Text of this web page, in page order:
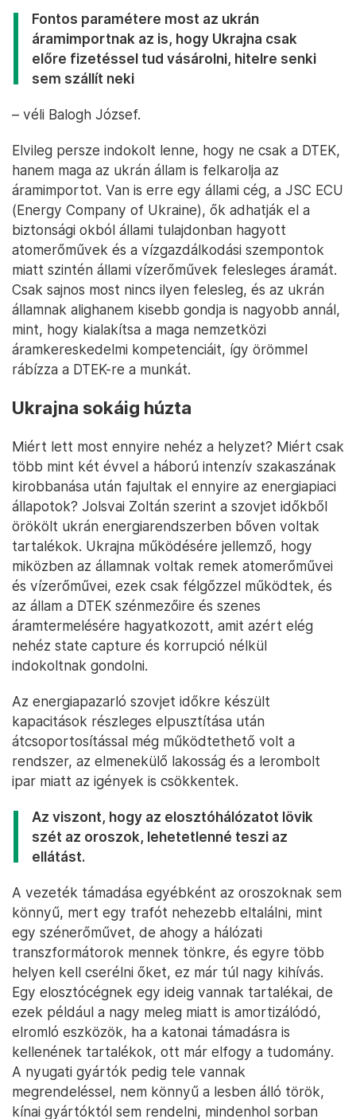
Fontos paramétere most az ukrán
áramimportnak az is, hogy Ukrajna csak
előre fizetéssel tud vásárolni, hitelre senki
sem szállít neki
– véli Balogh József.
Elvileg persze indokolt lenne, hogy ne csak a DTEK,
hanem maga az ukrán állam is felkarolja az
áramimportot. Van is erre egy állami cég, a JSC ECU
(Energy Company of Ukraine), ők adhatják el a
biztonsági okból állami tulajdonban hagyott
atomerőművek és a vízgazdálkodási szempontok
miatt szintén állami vízerőművek felesleges áramát.
Csak sajnos most nincs ilyen felesleg, és az ukrán
államnak alighanem kisebb gondja is nagyobb annál,
mint, hogy kialakítsa a maga nemzetközi
áramkereskedelmi kompetenciáit, így örömmel
rábízza a DTEK-re a munkát.
Ukrajna sokáig húzta
Miért lett most ennyire nehéz a helyzet? Miért csak
több mint két évvel a háború intenzív szakaszának
kirobbanása után fajultak el ennyire az energiapiaci
állapotok? Jolsvai Zoltán szerint a szovjet időkből
örökölt ukrán energiarendszerben bőven voltak
tartalékok. Ukrajna működésére jellemző, hogy
miközben az államnak voltak remek atomerőművei
és vízerőművei, ezek csak félgőzzel működtek, és
az állam a DTEK szénmezőire és szenes
áramtermelésére hagyatkozott, amit azért elég
nehéz state capture és korrupció nélkül
indokoltnak gondolni.
Az energiapazarló szovjet időkre készült
kapacitások részleges elpusztítása után
átcsoportosítással még működtethető volt a
rendszer, az elmenekülő lakosság és a lerombolt
ipar miatt az igények is csökkentek.
Az viszont, hogy az elosztóhálózatot lövik
szét az oroszok, lehetetlenné teszi az
ellátást.
A vezeték támadása egyébként az oroszoknak sem
könnyű, mert egy trafót nehezebb eltalálni, mint
egy szénerőművet, de ahogy a hálózati
transzformátorok mennek tönkre, és egyre több
helyen kell cserélni őket, ez már túl nagy kihívás.
Egy elosztócégnek egy ideig vannak tartalékai, de
ezek például a nagy meleg miatt is amortizálódó,
elromló eszközök, ha a katonai támadásra is
kellenének tartalékok, ott már elfogy a tudomány.
A nyugati gyártók pedig tele vannak
megrendeléssel, nem könnyű a lesben álló török,
kínai gyártóktól sem rendelni, mindenhol sorban